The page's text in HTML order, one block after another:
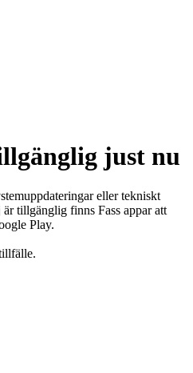
just nu
eller tekniskt
är tillgänglig finns Fass appar att
Play.